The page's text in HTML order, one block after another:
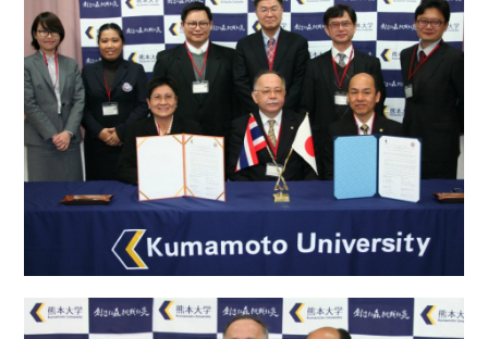
資格及び免許
卒業後の進路
紀要
学事暦・時間割
交通アクセス
卒業生の方へ
サイトマップ